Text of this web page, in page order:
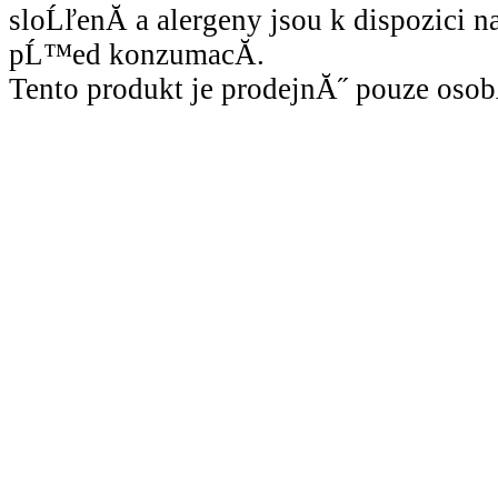
sloĹľenĂ­ a alergeny jsou k dispozici
pĹ™ed konzumacĂ­.
Tento produkt je prodejnĂ˝ pouze